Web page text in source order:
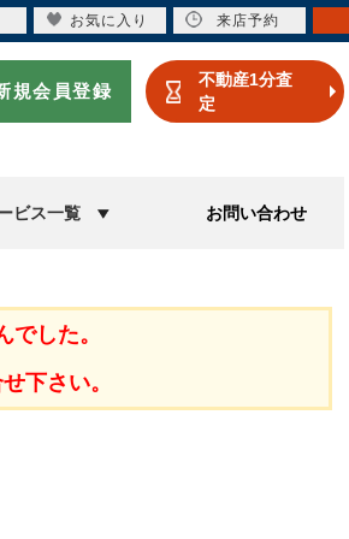
規会員登録
不動産1分査
定
ビス一覧 お問い合わせ
した。
下さい。
お気に入り 来店予約